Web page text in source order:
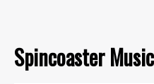
Spincoaster